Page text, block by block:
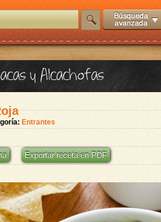
y Alcachofas
Entrantes
Exportar receta en PDF